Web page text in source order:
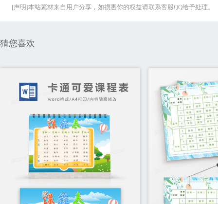
[声明]本站素材来自用户分享，如损害你的权益请联系客服QQ给予处理。
猜您喜欢